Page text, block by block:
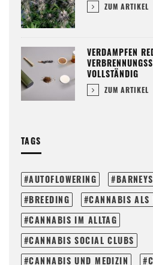
ZUM ARTIKEL
VERDAMPFEN
VOLLSTÄNDIG
ZUM ARTIKEL
TAGS
AUTOFLOWERING
BREEDING
CANNABIS ALS
CANNABIS IM ALLTAG
CANNABIS SOCIAL CLUBS
CANNABIS UND MEDIZIN